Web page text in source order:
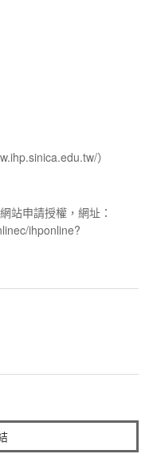
）
站申請授權，網址：
ihponline?